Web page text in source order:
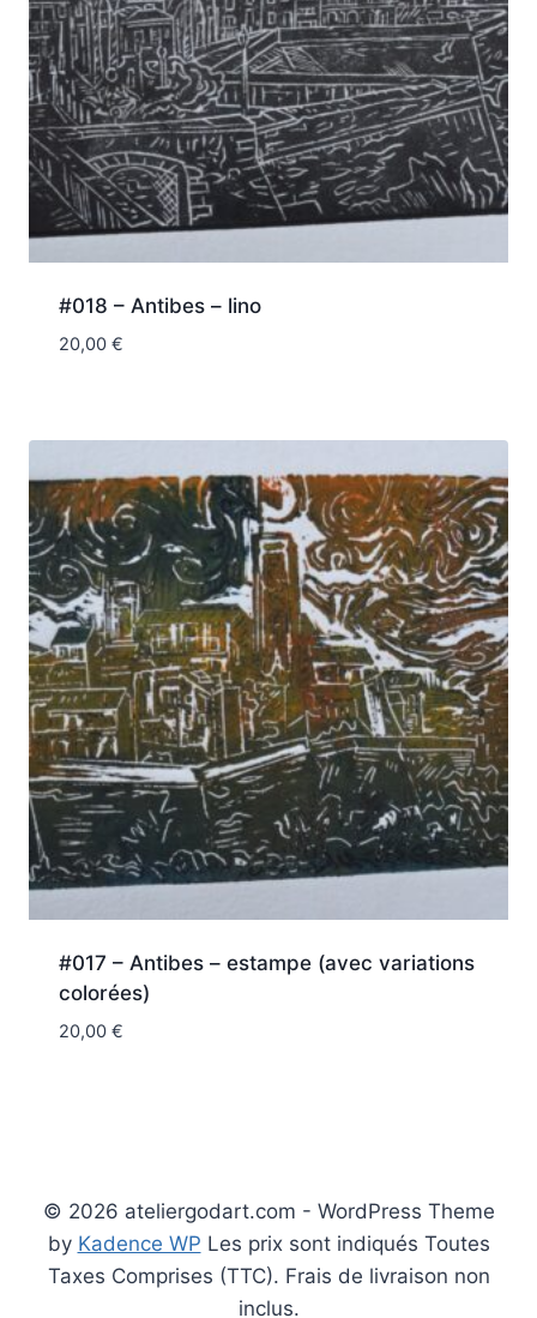
#018 – Antibes – lino
20,00 €
#017 – Antibes – estampe (avec variations
colorées)
20,00 €
© 2026 ateliergodart.com - WordPress Theme
by Kadence WP Les prix sont indiqués Toutes
Taxes Comprises (TTC). Frais de livraison non
inclus.